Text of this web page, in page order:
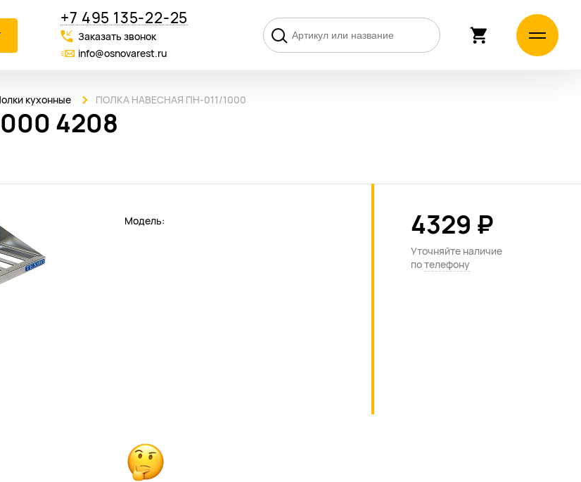
+7 495 135-22-25
Заказать звонок
info@osnovarest.ru
кухонные ПОЛКА НАВЕСНАЯ ПН-011/1000
4208
Модель: 4329 ₽
Уточняйте наличие
потелефону